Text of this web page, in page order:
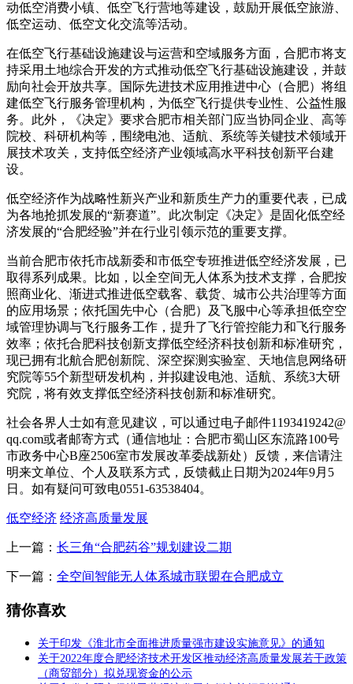
动低空消费小镇、低空飞行营地等建设，鼓励开展低空旅游、
低空运动、低空文化交流等活动。
在低空飞行基础设施建设与运营和空域服务方面，合肥市将支
持采用土地综合开发的方式推动低空飞行基础设施建设，并鼓
励向社会开放共享。国际先进技术应用推进中心（合肥）将组
建低空飞行服务管理机构，为低空飞行提供专业性、公益性服
务。此外，《决定》要求合肥市相关部门应当协同企业、高等
院校、科研机构等，围绕电池、适航、系统等关键技术领域开
展技术攻关，支持低空经济产业领域高水平科技创新平台建
设。
低空经济作为战略性新兴产业和新质生产力的重要代表，已成
为各地抢抓发展的“新赛道”。此次制定《决定》是固化低空经
济发展的“合肥经验”并在行业引领示范的重要支撑。
当前合肥市依托市战新委和市低空专班推进低空经济发展，已
取得系列成果。比如，以全空间无人体系为技术支撑，合肥按
照商业化、渐进式推进低空载客、载货、城市公共治理等方面
的应用场景；依托国先中心（合肥）及飞服中心等承担低空空
域管理协调与飞行服务工作，提升了飞行管控能力和飞行服务
效率；依托合肥科技创新支撑低空经济科技创新和标准研究，
现已拥有北航合肥创新院、深空探测实验室、天地信息网络研
究院等55个新型研发机构，并拟建设电池、适航、系统3大研
究院，将有效支撑低空经济科技创新和标准研究。
社会各界人士如有意见建议，可以通过电子邮件1193419242@
qq.com或者邮寄方式（通信地址：合肥市蜀山区东流路100号
市政务中心B座2506室市发展改革委战新处）反馈，来信请注
明来文单位、个人及联系方式，反馈截止日期为2024年9月5
日。如有疑问可致电0551-63538404。
低空经济 经济高质量发展
上一篇： 长三角“合肥药谷”规划建设二期
下一篇： 全空间智能无人体系城市联盟在合肥成立
猜你喜欢
关于印发《淮北市全面推进质量强市建设实施意见》的通知
关于2022年度合肥经济技术开发区推动经济高质量发展若干政策
（商贸部分）拟兑现资金的公示